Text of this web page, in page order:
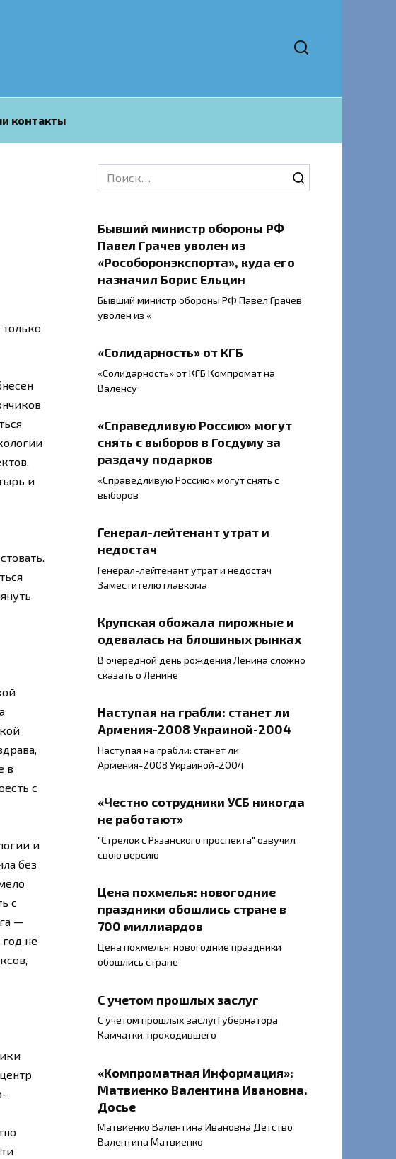
контакты
и
в
с
и
без
с
—
не
Search
for:
Бывший министр обороны РФ
Павел Грачев уволен из
«Рособоронэкспорта», куда его
назначил Борис Ельцин
Бывший министр обороны РФ Павел Грачев
уволен из «
«Солидарность» от КГБ
«Солидарность» от КГБ Компромат на
Валенсу
«Справедливую Россию» могут
снять с выборов в Госдуму за
раздачу подарков
«Справедливую Россию» могут снять с
выборов
Генерал-лейтенант утрат и
недостач
Генерал-лейтенант утрат и недостач
Заместителю главкома
Крупская обожала пирожные и
одевалась на блошиных рынках
В очередной день рождения Ленина сложно
сказать о Ленине
Наступая на грабли: станет ли
Армения-2008 Украиной-2004
Наступая на грабли: станет ли
Армения-2008 Украиной-2004
«Честно сотрудники УСБ никогда
не работают»
"Стрелок с Рязанского проспекта" озвучил
свою версию
Цена похмелья: новогодние
праздники обошлись стране в
700 миллиардов
Цена похмелья: новогодние праздники
обошлись стране
С учетом прошлых заслуг
С учетом прошлых заслугГубернатора
Камчатки, проходившего
«Компроматная Информация»:
Матвиенко Валентина Ивановна.
Досье
Матвиенко Валентина Ивановна Детство
Валентина Матвиенко